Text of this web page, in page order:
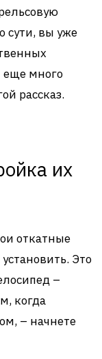
сути, вы уже
еще много
рассказ.
их
откатные
Это
–
когда
– начнете